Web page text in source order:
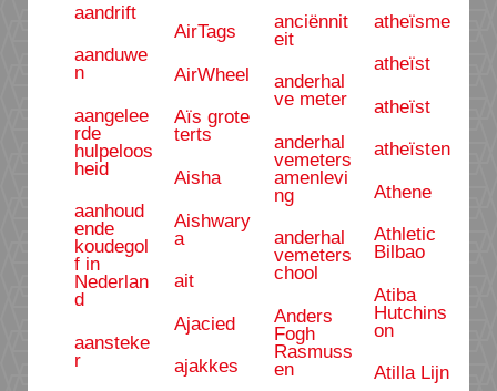
aandrift
aanduwe
n
aangelee
rde
hulpeloos
heid
aanhoud
ende
koudegol
f in
Nederlan
d
aansteke
r
AirTags
AirWheel
Aïs grote
terts
Aisha
Aishwary
a
ait
Ajacied
ajakkes
anciënnit
eit
anderhal
ve meter
anderhal
vemeters
amenlevi
ng
anderhal
vemeters
chool
Anders
Fogh
Rasmuss
en
atheïsme
atheïst
atheïst
atheïsten
Athene
Athletic
Bilbao
Atiba
Hutchins
on
Atilla Lijn